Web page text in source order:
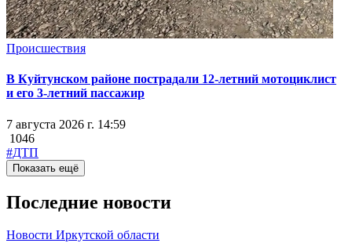
Происшествия
В Куйтунском районе пострадали 12-летний мотоциклист
и его 3-летний пассажир
7 августа 2026 г. 14:59
1046
#ДТП
Показать ещё
Последние новости
Новости Иркутской области